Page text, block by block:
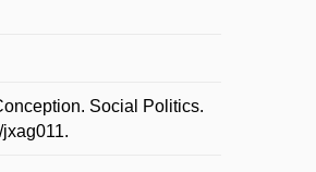
Social Politics.